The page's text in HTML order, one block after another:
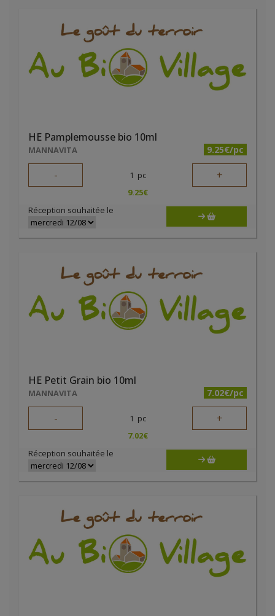
HE Pamplemousse bio 10ml
MANNAVITA 9.25€/pc
- 1 pc +
9.25€
Réception souhaitée le
HE Petit Grain bio 10ml
MANNAVITA 7.02€/pc
- 1 pc +
7.02€
Réception souhaitée le